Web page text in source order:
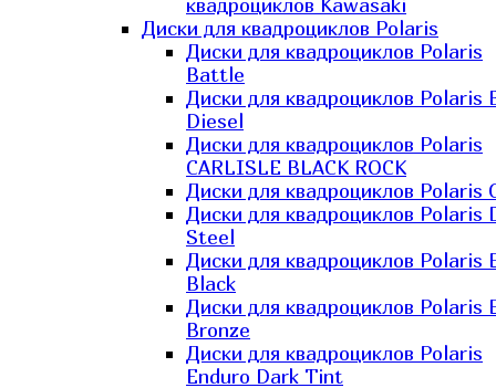
квадроциклов Kawasaki​
Диски для квадроциклов Polaris
Диски для квадроциклов Polaris
Battle
Диски для квадроциклов Polaris
Diesel
Диски для квадроциклов Polaris
CARLISLE BLACK ROCK
Диски для квадроциклов Polaris
Диски для квадроциклов Polaris
Steel
Диски для квадроциклов Polaris
Black
Диски для квадроциклов Polaris
Bronze
Диски для квадроциклов Polaris
Enduro Dark Tint